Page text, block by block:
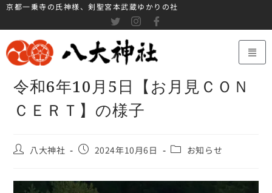
京都一乗寺の氏神様、剣聖宮本武蔵ゆかりの社
令和6年10月5日【お月見ＣＯＮ
ＣＥＲＴ】の様子
八大神社 2024年10月6日 お知らせ